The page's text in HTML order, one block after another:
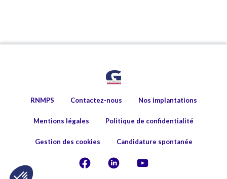
RNMPS Contactez-nous Nos implantations
Mentions légales Politique de confidentialité
Gestion des cookies Candidature spontanée